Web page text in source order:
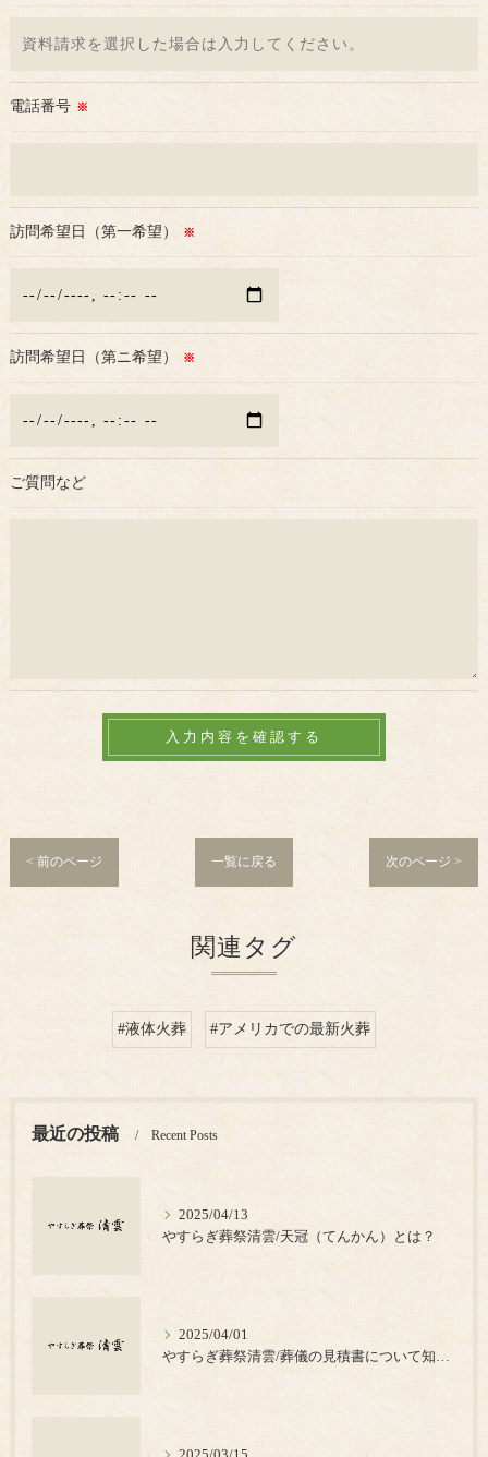
電話番号 ※
訪問希望日（第一希望） ※
訪問希望日（第ニ希望） ※
ご質問など
< 前のページ 一覧に戻る 次のページ >
関連タグ
#液体火葬 #アメリカでの最新火葬
最近の投稿 Recent Posts
2025/04/13
やすらぎ葬祭清雲/天冠（てんかん）とは？
2025/04/01
やすらぎ葬祭清雲/葬儀の見積書について知っておきたいポイント